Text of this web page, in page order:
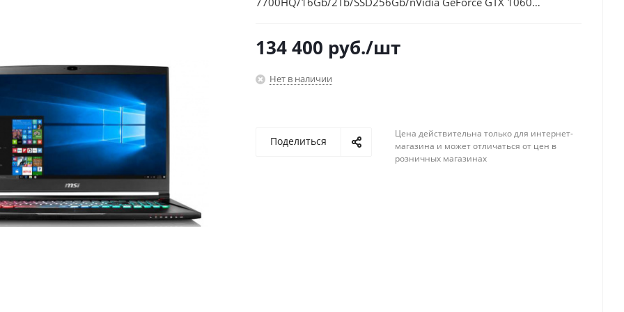
134 400 руб./шт
Нет в наличии
Поделиться
Цена действительна только для интернет-
магазина и может отличаться от цен в
розничных магазинах